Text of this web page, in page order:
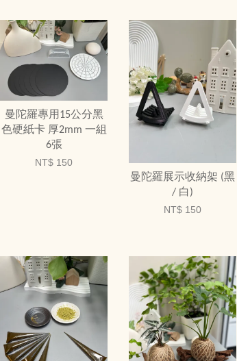
曼陀羅專用15公分黑
色硬紙卡 厚2mm 一組
6張
NT$ 150
曼陀羅展示收納架 (黑
/ 白)
NT$ 150